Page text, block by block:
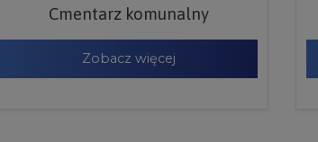
Cmentarz komunalny
Zobacz więcej